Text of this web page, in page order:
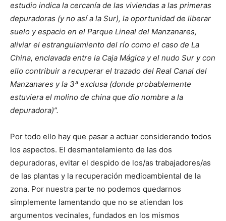
estudio indica la cercanía de las viviendas a las primeras
depuradoras (y no así a la Sur), la oportunidad de liberar
suelo y espacio en el Parque Lineal del Manzanares,
aliviar el estrangulamiento del río como el caso de La
China, enclavada entre la Caja Mágica y el nudo Sur y con
ello contribuir a recuperar el trazado del Real Canal del
Manzanares y la 3ª exclusa (donde probablemente
estuviera el molino de china que dio nombre a la
depuradora)”.
Por todo ello hay que pasar a actuar considerando todos
los aspectos. El desmantelamiento de las dos
depuradoras, evitar el despido de los/as trabajadores/as
de las plantas y la recuperación medioambiental de la
zona. Por nuestra parte no podemos quedarnos
simplemente lamentando que no se atiendan los
argumentos vecinales, fundados en los mismos